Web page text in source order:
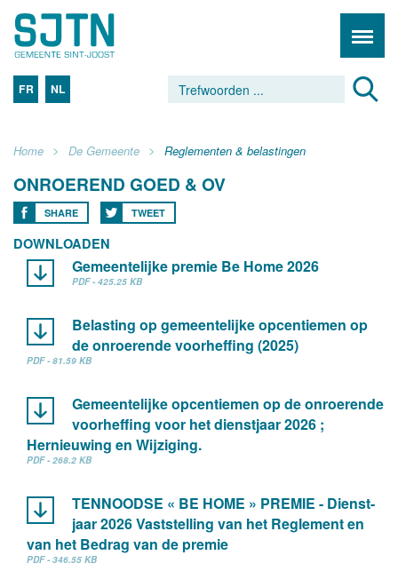
FR NL
Home De Gemeente Reglementen & belastingen
ONROEREND GOED & OV
SHARE TWEET
DOWNLOADEN
Gemeentelijke premie Be Home 2026
PDF - 425.25 KB
Belasting op gemeentelijke opcentiemen op
de onroerende voorheffing (2025)
PDF - 81.59 KB
Gemeentelijke opcentiemen op de onroerende
voorheffing voor het dienstjaar 2026 ;
Hernieuwing en Wijziging.
PDF - 268.2 KB
TENNOODSE « BE HOME » PREMIE - Dienst-
jaar 2026 Vaststelling van het Reglement en
van het Bedrag van de premie
PDF - 346.55 KB